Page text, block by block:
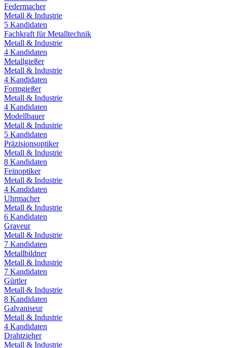
Federmacher
Metall & Industrie
5 Kandidaten
Fachkraft für Metalltechnik
Metall & Industrie
4 Kandidaten
Metallgießer
Metall & Industrie
4 Kandidaten
Formgießer
Metall & Industrie
4 Kandidaten
Modellbauer
Metall & Industrie
5 Kandidaten
Präzisionsoptiker
Metall & Industrie
8 Kandidaten
Feinoptiker
Metall & Industrie
4 Kandidaten
Uhrmacher
Metall & Industrie
6 Kandidaten
Graveur
Metall & Industrie
7 Kandidaten
Metallbildner
Metall & Industrie
7 Kandidaten
Gürtler
Metall & Industrie
8 Kandidaten
Galvaniseur
Metall & Industrie
4 Kandidaten
Drahtzieher
Metall & Industrie